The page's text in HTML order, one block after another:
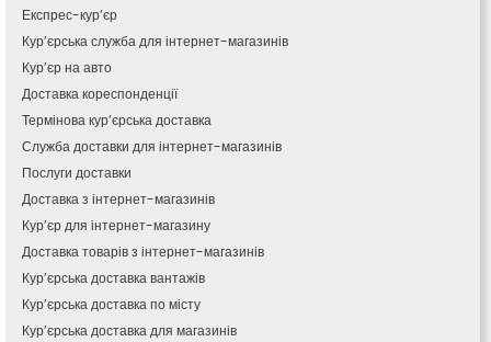
Експрес-кур’єр
Кур’єрська служба для інтернет-магазинів
Кур’єр на авто
Доставка кореспонденції
Термінова кур’єрська доставка
Служба доставки для інтернет-магазинів
Послуги доставки
Доставка з інтернет-магазинів
Кур’єр для інтернет-магазину
Доставка товарів з інтернет-магазинів
Кур’єрська доставка вантажів
Кур’єрська доставка по місту
Кур’єрська доставка для магазинів
Коростень
Корсунь-Шевченківський
Костопіль
Ковель
Козин
Красноград
Кременчук
Кременець
Кривий Ріг
Кролевець
Кропивницький
Крихівці
Крюківщина